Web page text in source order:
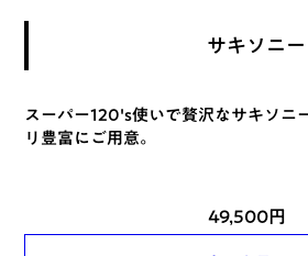
サキソニー
スーパー120's使いで贅沢なサキソニ
リ豊富にご用意。
49,500円